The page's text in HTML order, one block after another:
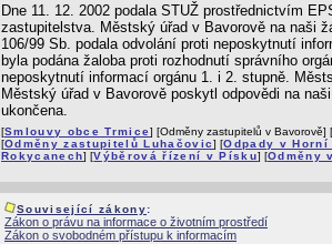
Dne 11. 12. 2002 podala STUŽ prostřednictvím
zastupitelstva. Městský úřad v Bavorově na naši
106/99 Sb. podala odvolání proti neposkytnutí
byla podána žaloba proti rozhodnutí správního
neposkytnutí informací orgánu 1. i 2. stupně.
Městský úřad v Bavorově poskytl odpovědi na
ukončena.
[Smlouvy obce Trmice] [Odměny zastupitelů v Bavorově]
[Odměny zastupitelů Luhačovic] [Odpady v
Rokycanech] [Výběrová řízení v Písku] [Odměny
Související zákony:
Zákon o právu na informace o životním prostředí
Zákon o svobodném přístupu k informacím